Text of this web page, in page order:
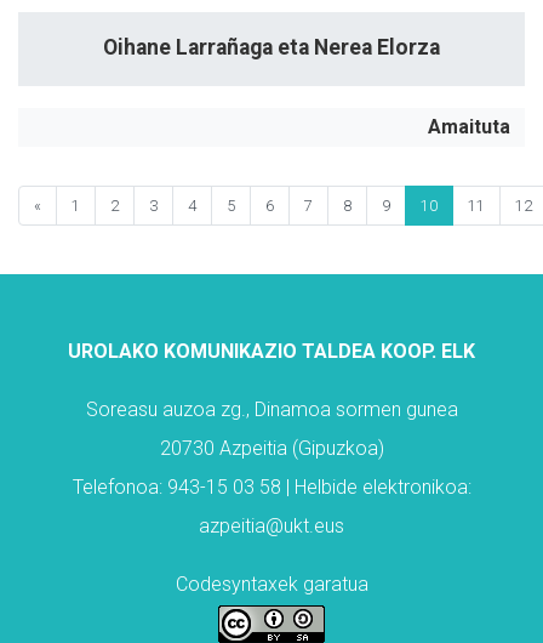
Oihane Larrañaga eta Nerea Elorza
Amaituta
« 1 2 3 4 5 6 7 8 9 10 11 12
UROLAKO KOMUNIKAZIO TALDEA KOOP. ELK
Soreasu auzoa zg., Dinamoa sormen gunea
20730 Azpeitia (Gipuzkoa)
Telefonoa: 943-15 03 58 | Helbide elektronikoa:
azpeitia@ukt.eus
Codesyntaxek garatua